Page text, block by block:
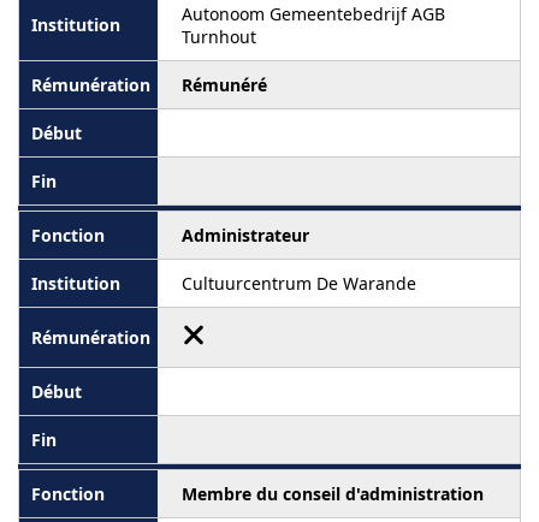
Autonoom Gemeentebedrijf AGB
Turnhout
Rémunéré
Administrateur
Cultuurcentrum De Warande
Membre du conseil d'administration